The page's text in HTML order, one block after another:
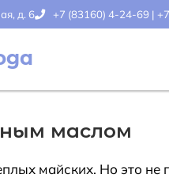
д. 6 +7 (83160) 4-24-69 |
маслом
майских. Но это не